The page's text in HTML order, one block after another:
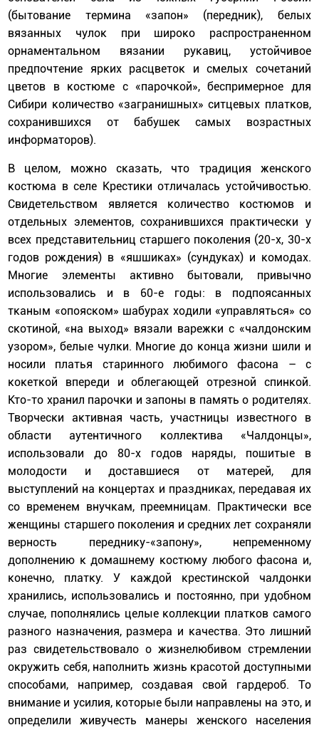
(бытование термина «запон» (передник), белых
вязанных чулок при широко распространенном
орнаментальном вязании рукавиц, устойчивое
предпочтение ярких расцветок и смелых сочетаний
цветов в костюме с «парочкой», беспримерное для
Сибири количество «загранишных» ситцевых платков,
сохранившихся от бабушек самых возрастных
информаторов).
В целом, можно сказать, что традиция женского
костюма в селе Крестики отличалась устойчивостью.
Свидетельством является количество костюмов и
отдельных элементов, сохранившихся практически у
всех представительниц старшего поколения (20-х, 30-х
годов рождения) в «яшшиках» (сундуках) и комодах.
Многие элементы активно бытовали, привычно
использовались и в 60-е годы: в подпоясанных
тканым «опояском» шабурах ходили «управляться» со
скотиной, «на выход» вязали варежки с «чалдонским
узором», белые чулки. Многие до конца жизни шили и
носили платья старинного любимого фасона – с
кокеткой впереди и облегающей отрезной спинкой.
Кто-то хранил парочки и запоны в память о родителях.
Творчески активная часть, участницы известного в
области аутентичного коллектива «Чалдонцы»,
использовали до 80-х годов наряды, пошитые в
молодости и доставшиеся от матерей, для
выступлений на концертах и праздниках, передавая их
со временем внучкам, преемницам. Практически все
женщины старшего поколения и средних лет сохраняли
верность переднику-«запону», непременному
дополнению к домашнему костюму любого фасона и,
конечно, платку. У каждой крестинской чалдонки
хранились, использовались и постоянно, при удобном
случае, пополнялись целые коллекции платков самого
разного назначения, размера и качества. Это лишний
раз свидетельствовало о жизнелюбивом стремлении
окружить себя, наполнить жизнь красотой доступными
способами, например, создавая свой гардероб. То
внимание и усилия, которые были направлены на это, и
определили живучесть манеры женского населения